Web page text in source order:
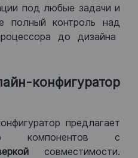
под любые задачи и
полный контроль над
до дизайна
конфигуратор
предлагает
компонентов с
совместимости.